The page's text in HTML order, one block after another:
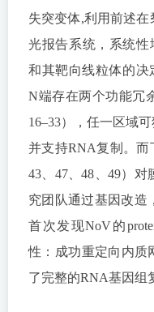
失突变体,利用前述
光报告系统，系统性
和其靶向线粒体的决
N端存在两个功能冗
16–33），任一区域
并支持RNA复制。而
43、47、48、49）
究团队通过基因改造
首次发现NoV的
性：成功重定向内质
了完整的RNA基因组